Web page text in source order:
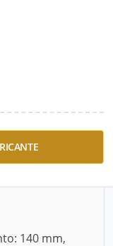
Grip® sem
140 mm,